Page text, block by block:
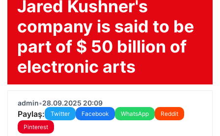
Jared Kushner's
company is said to be
part of $ 50 billion of
electronic arts
admin•28.09.2025 20:09
Paylaş: Twitter Facebook WhatsApp
Reddit
Pinterest